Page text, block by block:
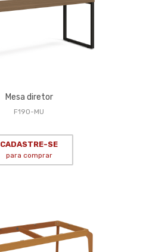
Mesa diretor
F190-MU
CADASTRE-SE
para comprar